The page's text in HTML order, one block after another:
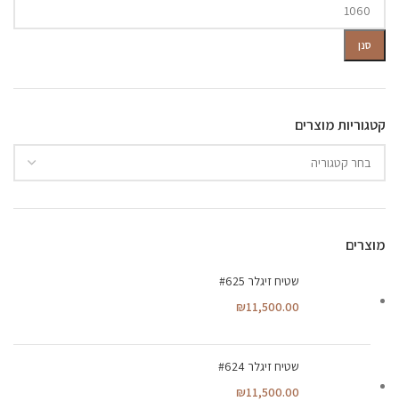
מחיר
מינימלי
מחיר
מקסימלי
סנן
קטגוריות מוצרים
מוצרים
שטיח זיגלר #625
₪11,500.00
שטיח זיגלר #624
₪11,500.00